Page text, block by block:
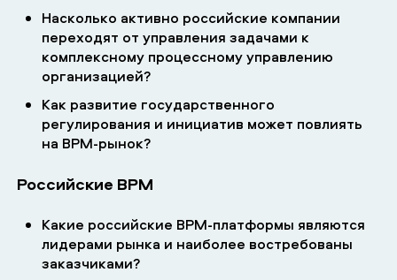
Насколько активно российские компании
переходят от управления задачами к
комплексному процессному управлению
организацией?
Как развитие государственного
регулирования и инициатив может повлиять
на BPM-рынок?
Российские BPM
Какие российские BPM-платформы являются
лидерами рынка и наиболее востребованы
заказчиками?